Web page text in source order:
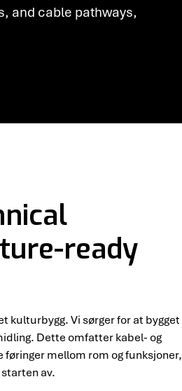
and cable pathways,
ready
Vi sørger for at bygget
Dette omfatter kabel- og
mellom rom og
av.